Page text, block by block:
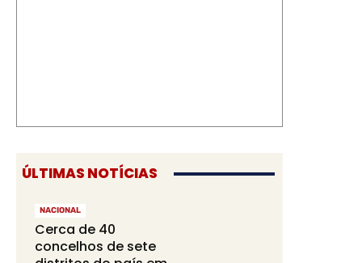
ÚLTIMAS NOTÍCIAS
NACIONAL
Cerca de 40
concelhos de sete